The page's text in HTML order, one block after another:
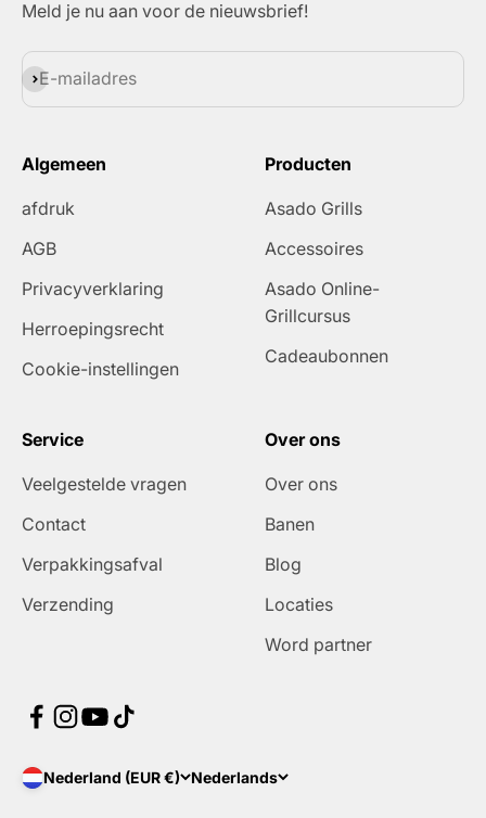
Meld je nu aan voor de nieuwsbrief!
E-mailadres
Abonneren
Algemeen
afdruk
AGB
Privacyverklaring
Herroepingsrecht
Cookie-instellingen
Producten
Asado Grills
Accessoires
Asado Online-
Grillcursus
Cadeaubonnen
Service
Veelgestelde vragen
Contact
Verpakkingsafval
Verzending
Over ons
Over ons
Banen
Blog
Locaties
Word partner
Nederland (EUR €) Nederlands